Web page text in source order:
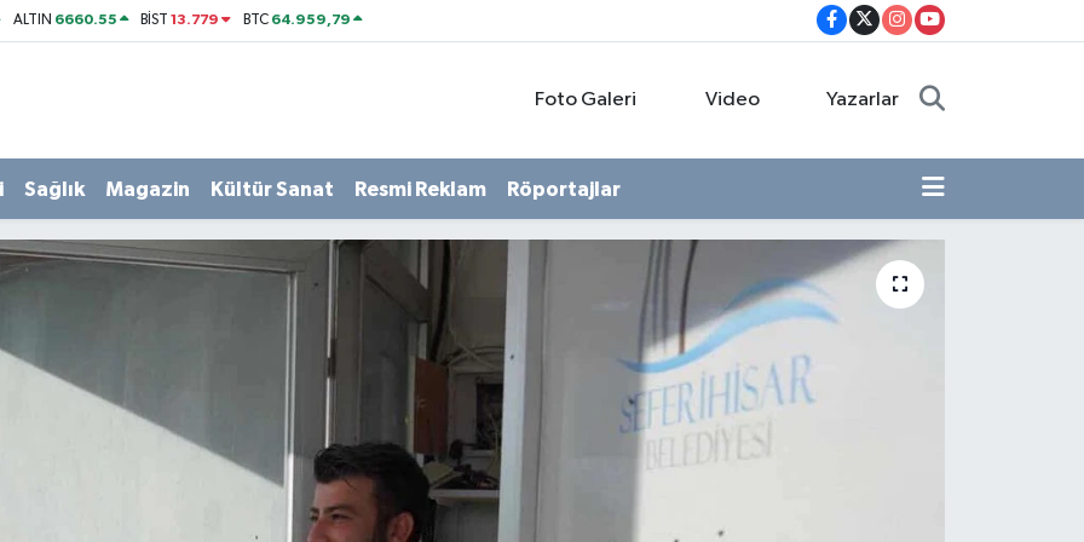
ALTIN 6660.55 BİST13.779 BTC 64.959,79
Foto Galeri Video Yazarlar
Sağlık Magazin Kültür Sanat Resmi Reklam Röportajlar